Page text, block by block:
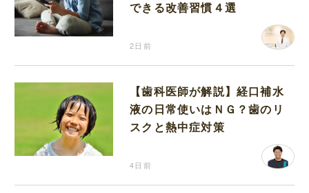
できる改善習慣４選
2日前
【歯科医師が解説】経口補水
液の日常使いはＮＧ？歯のリ
スクと熱中症対策
4日前